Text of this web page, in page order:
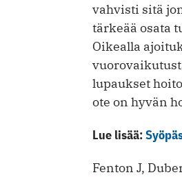
vahvisti sitä
tärkeää osata
Oikealla
lupaukset
ote on hyvän
Lue lisää:
Fenton J,